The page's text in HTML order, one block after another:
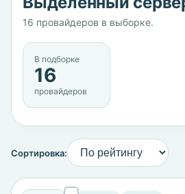
16 провайдеров в выборке.
В подборке
16
провайдеров
Сортировка: